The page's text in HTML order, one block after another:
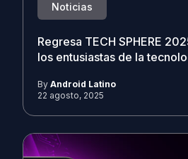
Noticias
Regresa TECH SPHERE
los entusiastas de la
By Android Latino
22 agosto, 2025